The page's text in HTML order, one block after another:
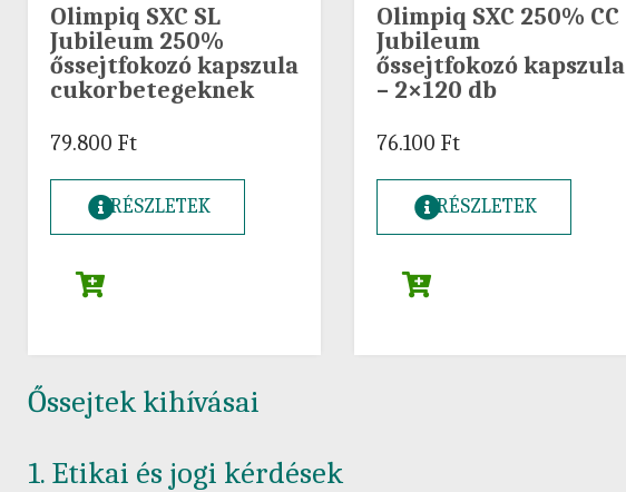
Olimpiq SXC SL
Jubileum 250%
őssejtfokozó kapszula
cukorbetegeknek
79.800 Ft
RÉSZLETEK
Olimpiq SXC 250% CC
Jubileum
őssejtfokozó kapszula
– 2×120 db
76.100 Ft
RÉSZLETEK
Őssejtek kihívásai
1. Etikai és jogi kérdések